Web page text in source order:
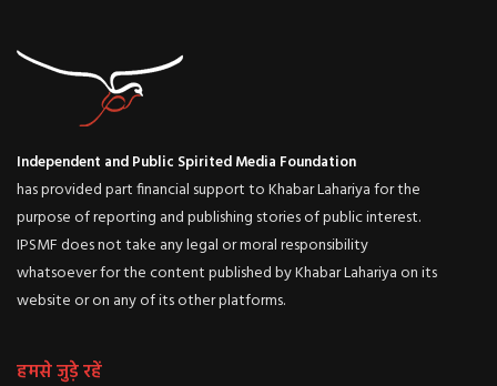
Independent and Public Spirited Media Foundation
has provided part financial support to Khabar Lahariya for the
purpose of reporting and publishing stories of public interest.
IPSMF does not take any legal or moral responsibility
whatsoever for the content published by Khabar Lahariya on its
website or on any of its other platforms.
हमसे जुड़े रहें